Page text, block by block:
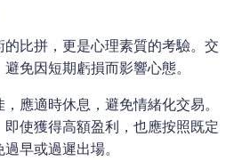
比拼，更是心理素質的考驗。交
免因短期虧損而影響心態。
應適時休息，避免情緒化交易。
即使獲得高額盈利，也應按照既定
早或過遲出場。